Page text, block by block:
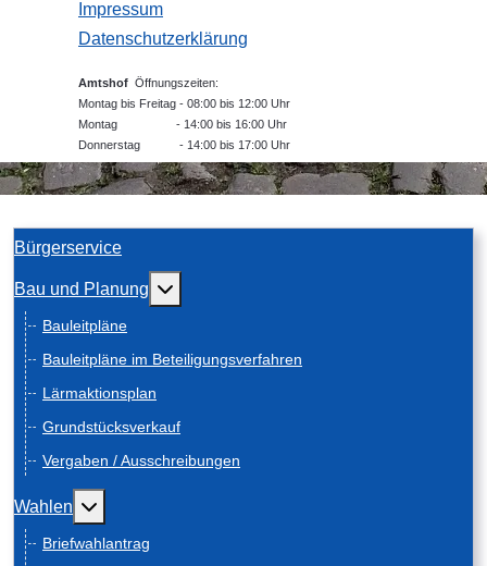
Impressum
Datenschutzerklärung
Amtshof Öffnungszeiten:
Montag bis Freitag - 08:00 bis 12:00 Uhr
Montag - 14:00 bis 16:00 Uhr
Donnerstag - 14:00 bis 17:00 Uhr
Bürgerservice
Bau und Planung Weitere Informationen: Bau und Planung
Bauleitpläne
Bauleitpläne im Beteiligungsverfahren
Lärmaktionsplan
Grundstücksverkauf
Vergaben / Ausschreibungen
Wahlen Weitere Informationen: Wahlen
Briefwahlantrag